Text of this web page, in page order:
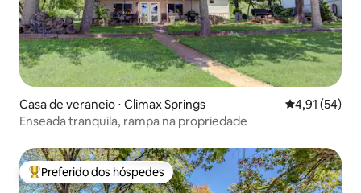
Casa de veraneio ⋅ Climax Springs 4,91 de uma
4,91 (54)
Enseada tranquila, rampa na propriedade
Entre os melhores preferidos dos hóspedes
Preferido dos hóspedes